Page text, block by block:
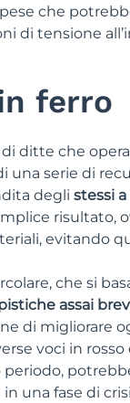
che
di tensione
ferro
ditte che
una serie di
degli stessi
risultato,
evitando
che si
assai
di migliorare
voci in rosso
una fase di